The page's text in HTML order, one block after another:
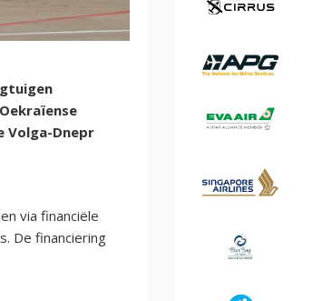
Volga-Dnepr
via financiële
De financiering